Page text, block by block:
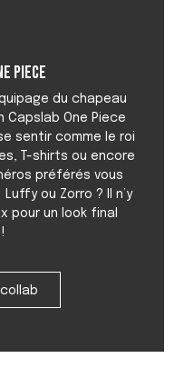
Piece
du chapeau
One Piece
sentir comme le roi
T-shirts ou encore
préférés vous
ou Zorro ? Il n’y
pour un look final